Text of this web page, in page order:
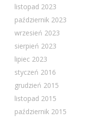
listopad 2023
październik 2023
wrzesień 2023
sierpień 2023
lipiec 2023
styczeń 2016
grudzień 2015
listopad 2015
październik 2015